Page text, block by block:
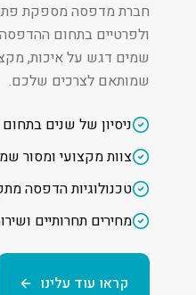
חברת מדפסה מספקת
ולפרטיים בתחום
שמים דגש על איכות,
שמותאם לצרכים שלכם.
ניסיון של שנים
צוות מקצועי ומסור
טכנולוגיות הדפסה
מחירים תחרותיים
קראו עוד עלינו